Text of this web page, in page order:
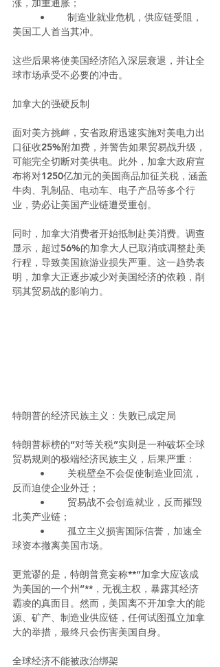
涨，加重通胀；
美国工人首当其冲。
这些后果将使美国经济陷入深层衰退，并让全
球市场承受不必要的冲击。
加拿大的强硬反制
面对美方挑衅，安省政府迅速实施对美电力出
口征收25%附加费，并警告如果贸易战升级，
可能完全切断对美供电。此外，加拿大政府宣
布将对1250亿加元的美国商品加征关税，涵盖
牛肉、乳制品、电动车、电子产品等多个行
业，势必让美国产业链遭受重创。
同时，加拿大消费者开始抵制赴美消费。调查
显示，超过56%的加拿大人已取消或调整赴美
行程，导致美国旅游业损失严重。这一趋势表
明，加拿大正逐步减少对美国经济的依赖，削
弱其贸易战的影响力。
特朗普的经济民族主义：失败已成定局
特朗普标榜的“对等关税”实则是一种破坏全球
贸易规则的极端经济民族主义，后果严重：
反而迫使企业外迁；
北美产业链；
球资本撤离美国市场。
更荒谬的是，特朗普竟妄称**“加拿大应该成
为美国的一个州”**，无视主权，暴露其经济
霸凌的真面目。然而，美国离不开加拿大的能
源、矿产、制造业供应链，任何试图孤立加拿
大的举措，最终只会伤害美国自身。
全球经济不能被政治绑架